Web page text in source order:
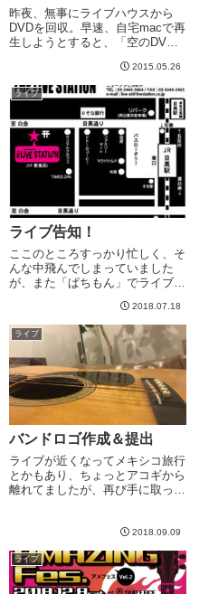
昨夜、無事にライブハウスから
DVDを回収。早速、自宅macで再
生しようとすると、「空のDVD
セージが。。。まあ、何回かやっ
てたらそのうち再生されました。
なんなんでしょうかね。ではセッ
トリスト順に。1, 楽園イン...
2015.05.26
ライブ
ライブ告知！
ここのところすっかり忙しく、そ
んな中飛んでしまっていました
が、また「ぱちもん」でライブを
所：目黒ライブステーション時
間：２０：３０ 演奏開始今度の
ぱちもんは、B'zです！（↓イメー
ジ図）B'zのコピー練習してる...
2018.07.18
ライブ
バンドロゴ作成＆提出
ライブが近くなってメキシコ旅行
とかもあり、ちょっとアコギから
離れてましたが、再び手に取って
になった。全体的に退化してまし
たが、できないところができるよ
うになっていた。エレキでもあ
り...
2018.09.09
ライブ